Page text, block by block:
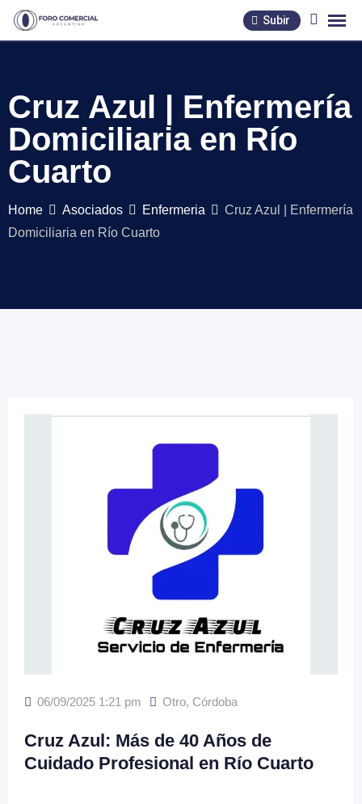
Skip
Subir
Cruz Azul | Enfermería
Domiciliaria en Río
Cuarto
Home Asociados Enfermeria
Cruz Azul | Enfermería
Domiciliaria en Río Cuarto
06/09/2025 1:21 pm Otro, Córdoba
Cruz Azul: Más de 40 Años de
Cuidado Profesional en Río Cuarto